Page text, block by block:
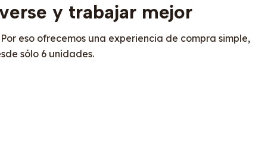
y trabajar mejor
eso ofrecemos una experiencia de compra simple,
sólo 6 unidades.